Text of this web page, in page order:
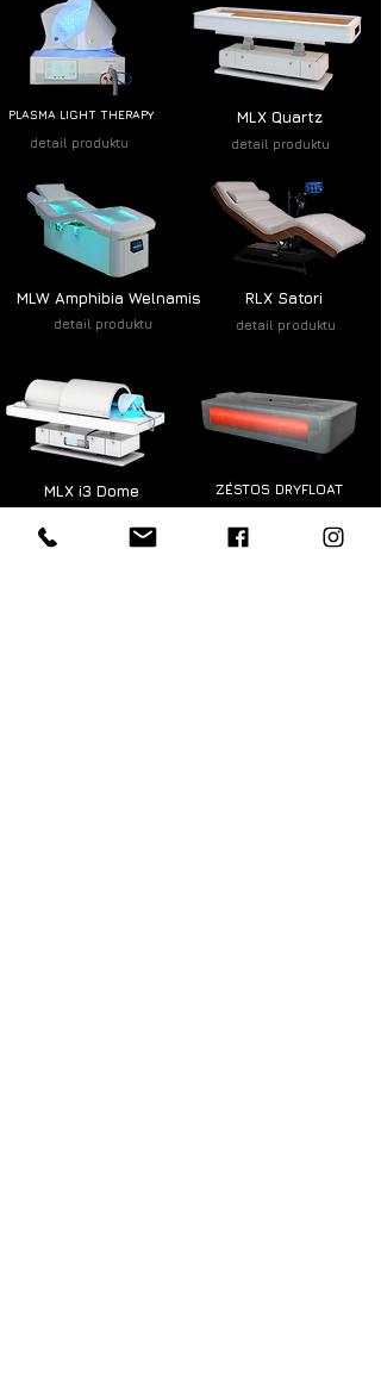
PLASMA LIGHT THERAPY
detail produktu
MLX Quartz
detail produktu
MLW Amphibia Welnamis
detail produktu
RLX Satori
detail produktu
MLX i3 Dome ZÉSTOS DRYFLOAT